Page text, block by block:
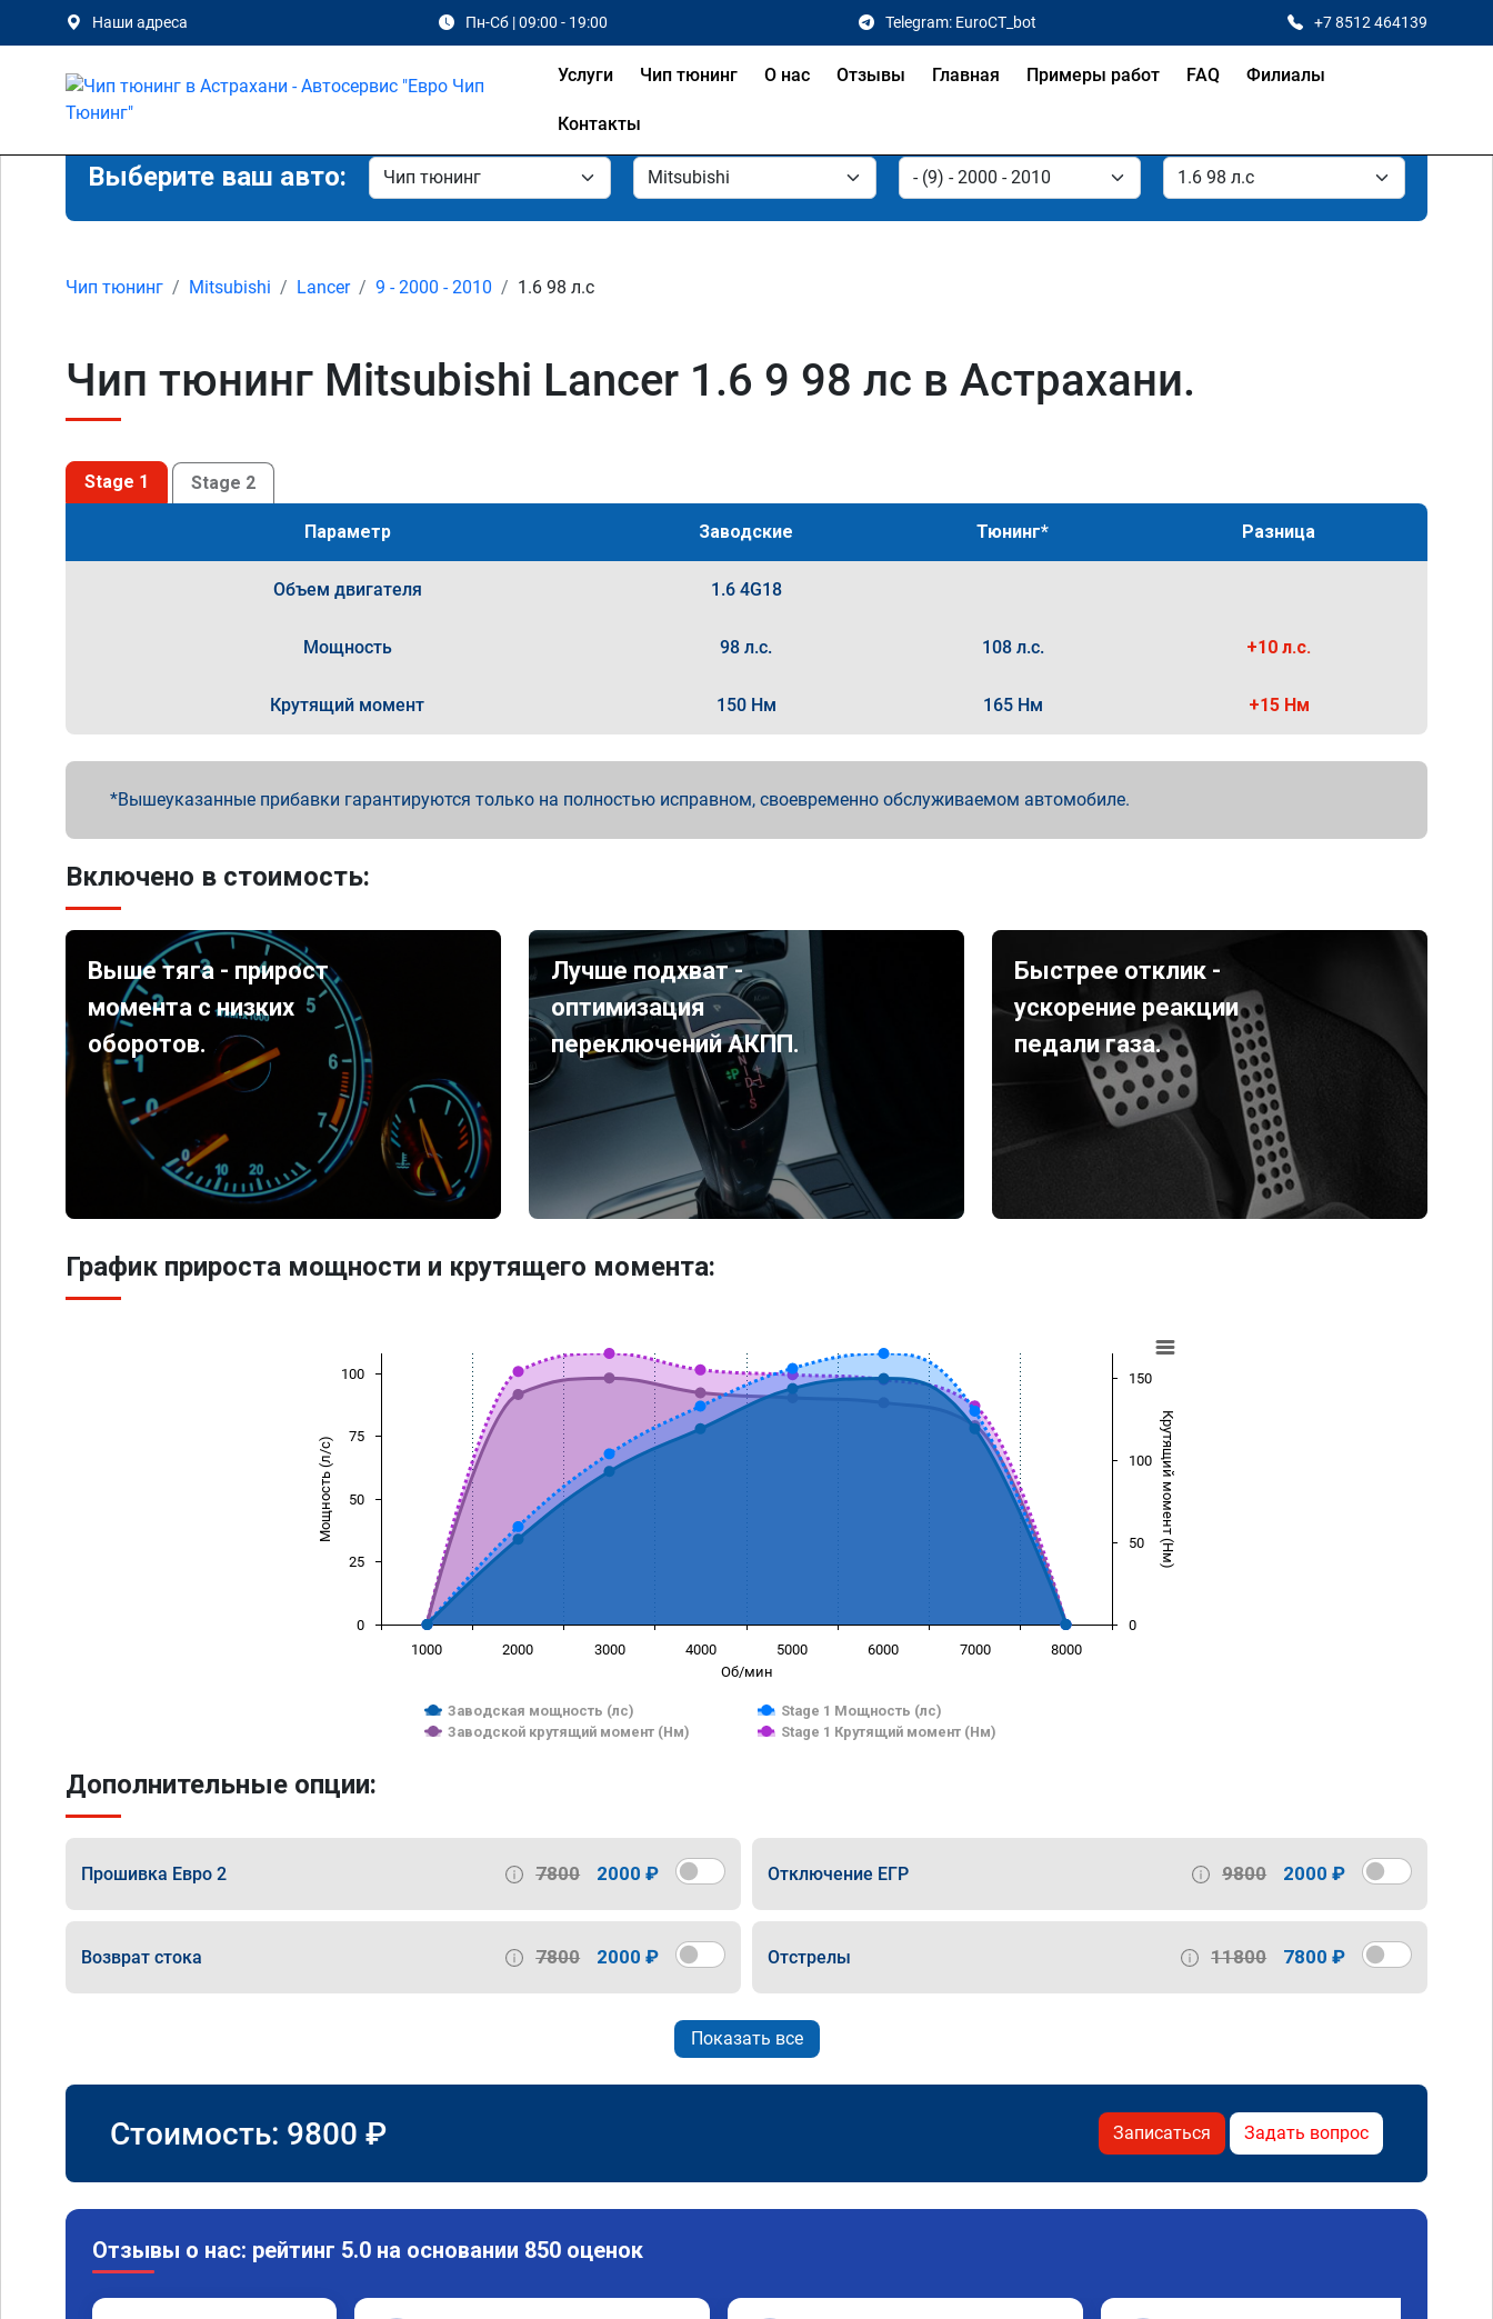
Наши адреса Пн-Сб | 09:00 - 19:00 Telegram: EuroCT_bot +7 8512 464139
Услуги Чип тюнинг О нас Отзывы Главная Примеры работ FAQ Филиалы
Контакты
Выберите ваш авто:
Чип тюнинг Mitsubishi Lancer 9 - 2000 - 2010 1.6 98 л.с
Чип тюнинг Mitsubishi Lancer 1.6 9 98 лс в Астрахани.
Stage 1 Stage 2
Параметр Заводские Тюнинг* Разница
Объем двигателя 1.6 4G18
Мощность 98 л.с. 108 л.с. +10 л.с.
Крутящий момент 150 Нм 165 Нм +15 Нм
Вышеуказанные прибавки гарантируются только на полностью исправном, своевременно обслуживаемом автомобиле.
Включено в стоимость:
Выше тяга - прирост
момента с низких
оборотов.
Лучше подхват -
оптимизация
переключений АКПП.
Быстрее отклик -
ускорение реакции
педали газа.
График прироста мощности и крутящего момента:
Об/мин
Мощность (л/с) Крутящий момент (Нм)
Заводская мощность (лс)
Stage 1 Мощность (лс)
Заводской крутящий момент (Нм)
Stage 1 Крутящий момент (Нм)
1000 2000 3000 4000 5000 6000 7000 8000
0
25
50
75
100
0
50
100
150
Дополнительные опции:
Прошивка Евро 2 7800 2000 ₽ Отключение ЕГР 9800 2000 ₽
Возврат стока 7800 2000 ₽ Отстрелы 11800 7800 ₽
Показать все
Стоимость: 9800 ₽ Записаться Задать вопрос
Отзывы о нас: рейтинг 5.0 на основании 850 оценок